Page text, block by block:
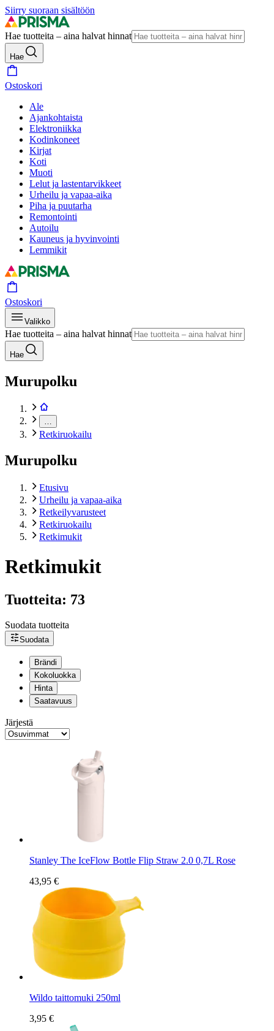
Siirry suoraan sisältöön
Hae tuotteita – aina halvat hinnat
Hae
Ostoskori
Ale
Ajankohtaista
Elektroniikka
Kodinkoneet
Kirjat
Koti
Muoti
Lelut ja lastentarvikkeet
Urheilu ja vapaa-aika
Piha ja puutarha
Remontointi
Autoilu
Kauneus ja hyvinvointi
Lemmikit
Ostoskori
Valikko
Hae tuotteita – aina halvat hinnat
Hae
Murupolku
Retkiruokailu
Murupolku
Etusivu
Urheilu ja vapaa-aika
Retkeilyvarusteet
Retkiruokailu
Retkimukit
Retkimukit
Tuotteita: 73
Suodata tuotteita
Suodata
Brändi
Kokoluokka
Hinta
Saatavuus
Järjestä
Stanley The IceFlow Bottle Flip Straw 2.0 0,7L Rose
43,95 €
Wildo taittomuki 250ml
3,95 €